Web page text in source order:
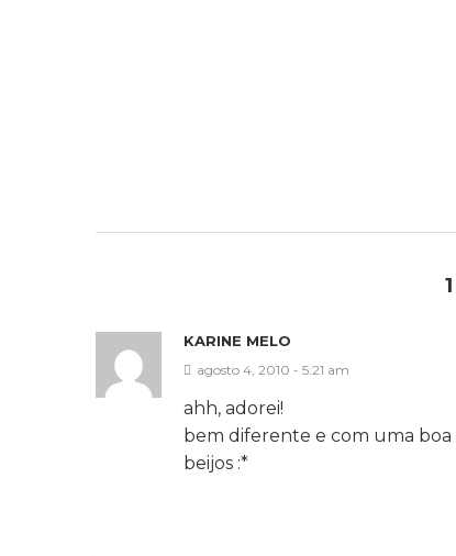
KARINE MELO
agosto 4, 2010 - 5:21 am
ahh, adorei!
bem diferente e com uma
beijos :*